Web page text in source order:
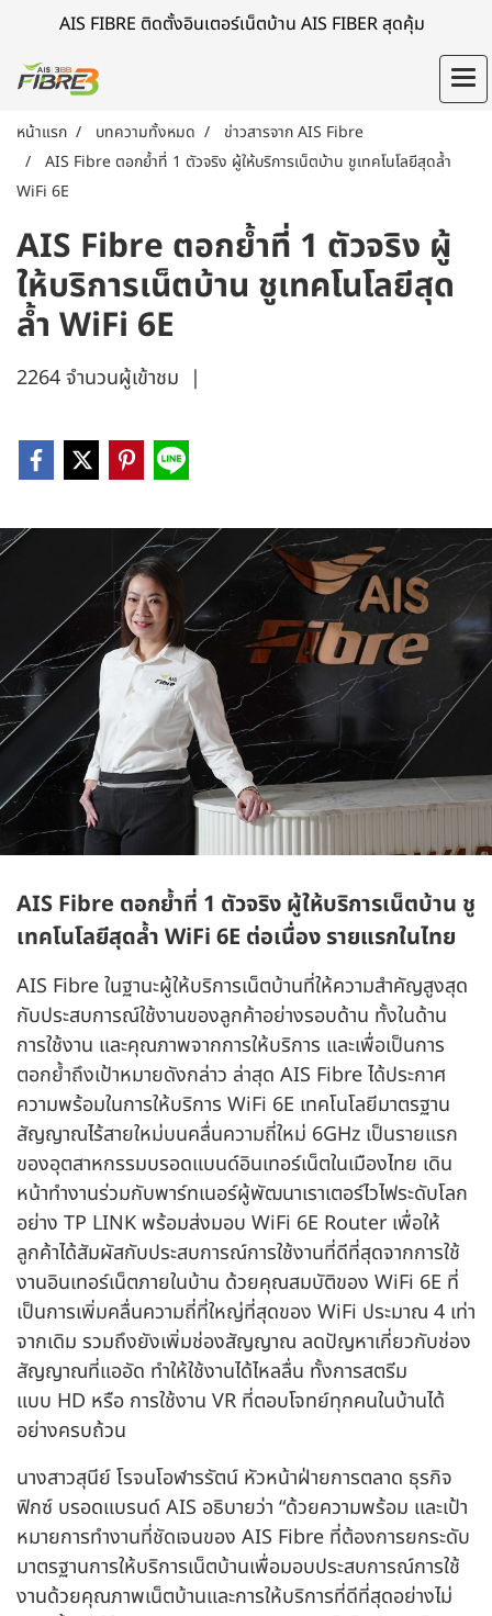
AIS FIBRE ติดตั้งอินเตอร์เน็ตบ้าน AIS FIBER สุดคุ้ม
หน้าแรก บทความทั้งหมด
ข่าวสารจาก AIS Fibre
AIS Fibre ตอกย้ำที่ 1 ตัวจริง ผู้ให้บริการเน็ตบ้าน ชูเทคโนโลยีสุดล้ำ
WiFi 6E
AIS Fibre ตอกย้ำที่ 1 ตัวจริง ผู้
ให้บริการเน็ตบ้าน ชูเทคโนโลยีสุด
ล้ำ WiFi 6E
2264 จำนวนผู้เข้าชม |
AIS Fibre ตอกย้ำที่ 1 ตัวจริง ผู้ให้บริการเน็ตบ้าน ชู
เทคโนโลยีสุดล้ำ WiFi 6E ต่อเนื่อง รายแรกในไทย
AIS Fibre ในฐานะผู้ให้บริการเน็ตบ้านที่ให้ความสำคัญสูงสุด
กับประสบการณ์ใช้งานของลูกค้าอย่างรอบด้าน ทั้งในด้าน
การใช้งาน และคุณภาพจากการให้บริการ และเพื่อเป็นการ
ตอกย้ำถึงเป้าหมายดังกล่าว ล่าสุด AIS Fibre ได้ประกาศ
ความพร้อมในการให้บริการ WiFi 6E เทคโนโลยีมาตรฐาน
สัญญาณไร้สายใหม่บนคลื่นความถี่ใหม่ 6GHz เป็นรายแรก
ของอุตสาหกรรมบรอดแบนด์อินเทอร์เน็ตในเมืองไทย เดิน
หน้าทำงานร่วมกับพาร์ทเนอร์ผู้พัฒนาเราเตอร์ไวไฟระดับโลก
อย่าง TP LINK พร้อมส่งมอบ WiFi 6E Router เพื่อให้
ลูกค้าได้สัมผัสกับประสบการณ์การใช้งานที่ดีที่สุดจากการใช้
งานอินเทอร์เน็ตภายในบ้าน ด้วยคุณสมบัติของ WiFi 6E ที่
เป็นการเพิ่มคลื่นความถี่ที่ใหญ่ที่สุดของ WiFi ประมาณ 4 เท่า
จากเดิม รวมถึงยังเพิ่มช่องสัญญาณ ลดปัญหาเกี่ยวกับช่อง
สัญญาณที่แออัด ทำให้ใช้งานได้ไหลลื่น ทั้งการสตรีม
แบบ HD หรือ การใช้งาน VR ที่ตอบโจทย์ทุกคนในบ้านได้
อย่างครบถ้วน
นางสาวสุนีย์ โรจนโอฬารรัตน์ หัวหน้าฝ่ายการตลาด ธุรกิจ
ฟิกซ์ บรอดแบรนด์ AIS อธิบายว่า “ด้วยความพร้อม และเป้า
หมายการทำงานที่ชัดเจนของ AIS Fibre ที่ต้องการยกระดับ
มาตรฐานการให้บริการเน็ตบ้านเพื่อมอบประสบการณ์การใช้
งานด้วยคุณภาพเน็ตบ้านและการให้บริการที่ดีที่สุดอย่างไม่